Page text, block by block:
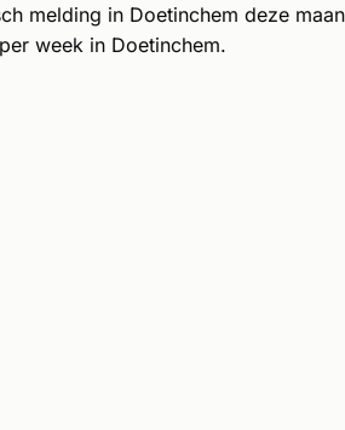
melding in Doetinchem deze
week in Doetinchem.